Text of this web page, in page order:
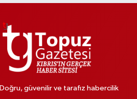
Doğru, güvenilir ve tarafız habercilik